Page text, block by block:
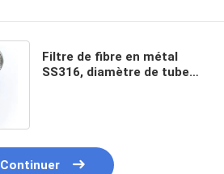
Filtre de fibre en métal
SS316, diamètre de tube
Continuer